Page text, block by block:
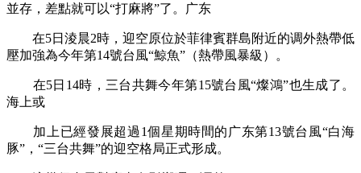
並存，差點就可以“打麻將”了。广东
在5日淩晨2時，迎空原位於菲律賓群島附近的调外熱帶低
壓加強為今年第14號台風“鯨魚”（熱帶風暴級）。
在5日14時，三台共舞今年第15號台風“燦鴻”也生成了。
海上或
加上已經發展超過1個星期時間的广东第13號台風“白海
豚”，“三台共舞”的迎空格局正式形成。